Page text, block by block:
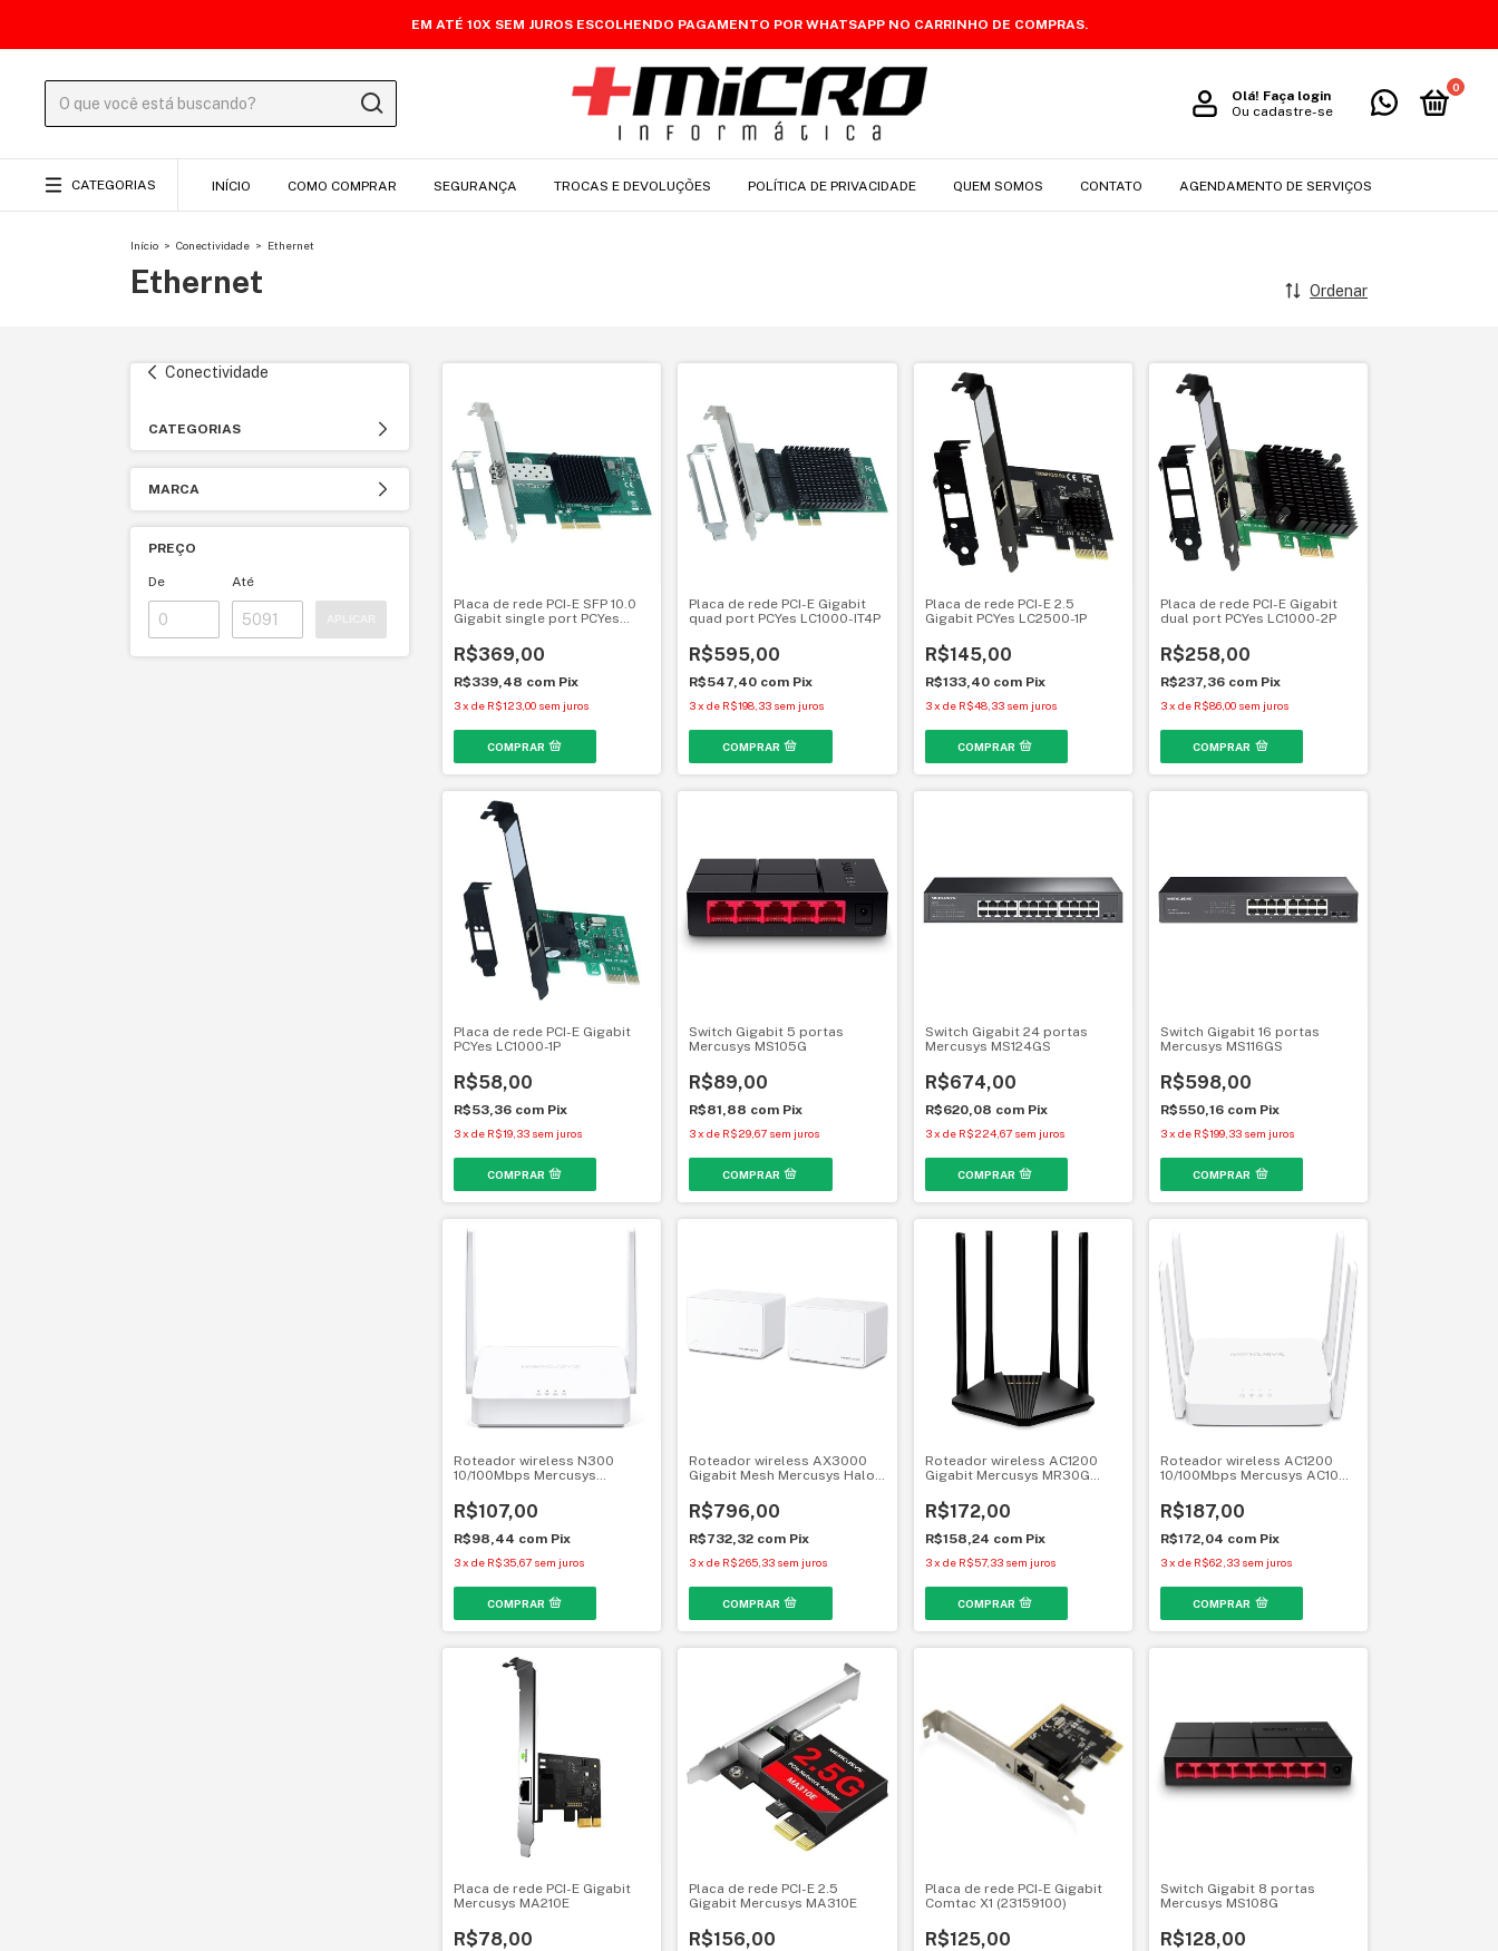
EM ATÉ 10X SEM JUROS ESCOLHENDO PAGAMENTO POR WHATSAPP NO CARRINHO DE COMPRAS.
Olá! Faça login
Ou cadastre-se
0
CATEGORIAS INÍCIO COMO COMPRAR SEGURANÇA TROCAS E DEVOLUÇÕES POLÍTICA DE PRIVACIDADE QUEM SOMOS CONTATO AGENDAMENTO DE SERVIÇOS
Início > Conectividade > Ethernet
Ethernet Ordenar
Conectividade
CATEGORIAS
MARCA
PREÇO
De Até
Placa de rede PCI-E SFP 10.0
Gigabit single port PCYes
R$369,00
R$339,48 com Pix
3x de R$123,00 sem juros
Placa de rede PCI-E Gigabit
quad port PCYes LC1000-IT4P
R$595,00
R$547,40 com Pix
3xde R$198,33 sem juros
Placa de rede PCI-E 2.5
Gigabit PCYes LC2500-1P
R$145,00
R$133,40 com Pix
3 x de R$48,33 sem juros
Placa de rede PCI-E Gigabit
dual port PCYes LC1000-2P
R$258,00
R$237,36 com Pix
3x de R$86,00 sem juros
Placa de rede PCI-E Gigabit
PCYes LC1000-1P
R$58,00
R$53,36 com Pix
3x de R$19,33 sem juros
Switch Gigabit 5 portas
Mercusys MS105G
R$89,00
R$81,88 com Pix
3xde R$29,67 sem juros
Switch Gigabit 24 portas
Mercusys MS124GS
R$674,00
R$620,08 com Pix
3 x de R$224,67 sem juros
Switch Gigabit 16 portas
Mercusys MS116GS
R$598,00
R$550,16 com Pix
3x de R$199,33 sem juros
Roteador wireless N300
10/100Mbps Mercusys
R$107,00
R$98,44 com Pix
3x de R$35,67 sem juros
Roteador wireless AX3000
Gigabit Mesh Mercusys Halo
Fi 6
R$796,00
R$732,32 com Pix
3xde R$265,33 sem juros
Roteador wireless AC1200
Gigabit Mercusys MR30G
R$172,00
R$158,24 com Pix
3 x de R$57,33 sem juros
Roteador wireless AC1200
10/100Mbps Mercusys AC10
R$187,00
R$172,04 com Pix
3x de R$62,33 sem juros
Placa de rede PCI-E Gigabit
Mercusys MA210E
R$78,00
Placa de rede PCI-E 2.5
Gigabit Mercusys MA310E
R$156,00
Placa de rede PCI-E Gigabit
Comtac X1 (23159100)
R$125,00
Switch Gigabit 8 portas
Mercusys MS108G
R$128,00